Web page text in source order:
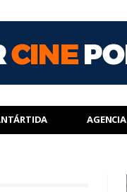
AGENCIA